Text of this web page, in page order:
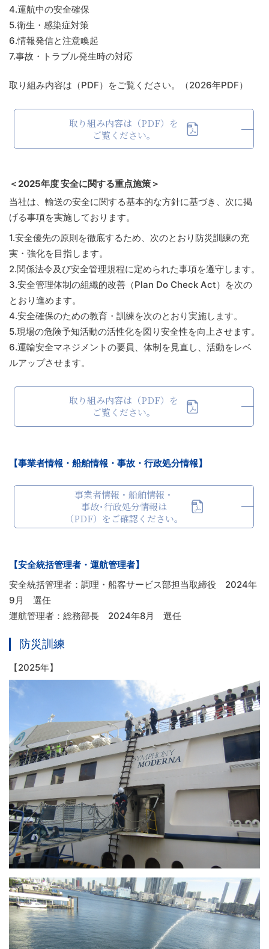
4.運航中の安全確保
5.衛生・感染症対策
6.情報発信と注意喚起
7.事故・トラブル発生時の対応
取り組み内容は（PDF）をご覧ください。（2026年PDF）
取り組み内容は（PDF）を
ご覧ください。
＜2025年度 安全に関する重点施策＞
当社は、輸送の安全に関する基本的な方針に基づき、次に掲
げる事項を実施しております。
1.安全優先の原則を徹底するため、次のとおり防災訓練の充
実・強化を目指します。
2.関係法令及び安全管理規程に定められた事項を遵守します。
3.安全管理体制の組織的改善（Plan Do Check Act）を次の
とおり進めます。
4.安全確保のための教育・訓練を次のとおり実施します。
5.現場の危険予知活動の活性化を図り安全性を向上させます。
6.運輸安全マネジメントの要員、体制を見直し、活動をレベ
ルアップさせます。
取り組み内容は（PDF）を
ご覧ください。
【事業者情報・船舶情報・事故・行政処分情報】
事業者情報・船舶情報・
事故･行政処分情報は
（PDF）をご確認ください。
【安全統括管理者・運航管理者】
安全統括管理者：調理・船客サービス部担当取締役 2024年
9月 選任
運航管理者：総務部長 2024年8月 選任
防災訓練
【2025年】